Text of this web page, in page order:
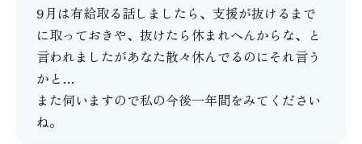
9月は有給取る話しましたら、支援が抜けるまで
に取っておきや、抜けたら休まれへんからな、と
言われましたがあなた散々休んでるのにそれ言う
かと…
また伺いますので私の今後一年間をみてください
ね。